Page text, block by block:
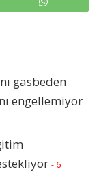
gasbeden
engellemiyor -
- 6